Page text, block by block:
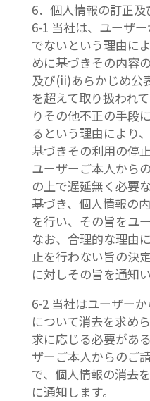
6．個人情報の訂正
6-1 当社は、ユーザ
でないという理由に
めに基づきその内容
及び(ii)あらかじめ公
を超えて取り扱われ
りその他不正の手段
るという理由により
基づきその利用の停
ユーザーご本人から
の上で遅延無く必要
基づき、個人情報の
を行い、その旨をユ
なお、合理的な理由
止を行わない旨の決
に対しその旨を通知い
6-2 当社はユーザー
について消去を求め
求に応じる必要があ
ザーご本人からのご
で、個人情報の消去
に通知します。